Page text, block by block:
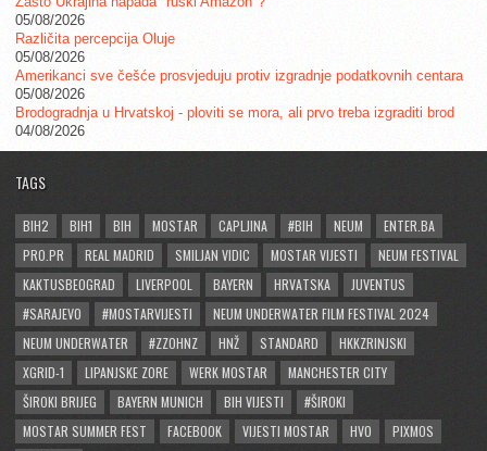
05/08/2026
Različita percepcija Oluje
05/08/2026
Amerikanci sve češće prosvjeduju protiv izgradnje podatkovnih centara
05/08/2026
Brodogradnja u Hrvatskoj - ploviti se mora, ali prvo treba izgraditi brod
04/08/2026
TAGS
BIH2 BIH1 BIH MOSTAR CAPLJINA #BIH NEUM
ENTER.BA
PRO.PR
REAL MADRID SMILJAN VIDIC MOSTAR VIJESTI
NEUM FESTIVAL
KAKTUSBEOGRAD
LIVERPOOL BAYERN HRVATSKA
JUVENTUS
#SARAJEVO
#MOSTARVIJESTI
NEUM UNDERWATER FILM FESTIVAL 2024
NEUM UNDERWATER
#ZZOHNZ HNŽ STANDARD
HKKZRINJSKI
XGRID-1
LIPANJSKE ZORE WERK MOSTAR
MANCHESTER CITY
ŠIROKI BRIJEG
BAYERN MUNICH BIH VIJESTI
#ŠIROKI
MOSTAR SUMMER FEST
FACEBOOK VIJESTI MOSTAR HVO
PIXMOS